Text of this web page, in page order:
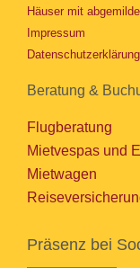
Häuser mit
Impressum
Datenschutzerklärung
Beratung &
Flugberatung
Mietvespas und
Mietwagen
Präsenz bei